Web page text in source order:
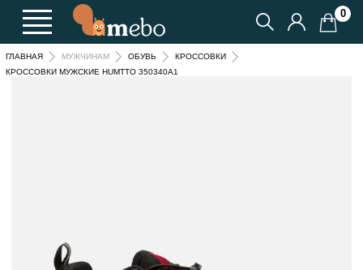
0
ГЛАВНАЯ МУЖЧИНАМ ОБУВЬ
КРОССОВКИ
КРОССОВКИ МУЖСКИЕ HUMTTO 350340A1